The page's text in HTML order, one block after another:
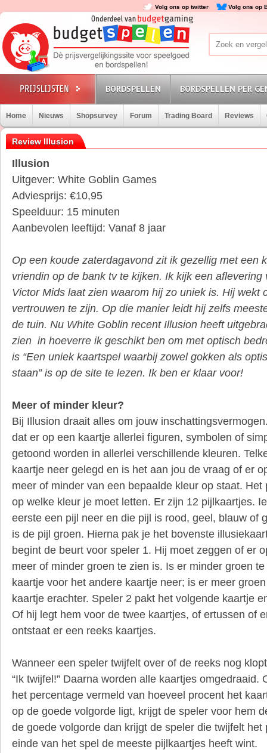
Volg ons op twitter Volg ons op
BORDSPELLEN BORDSPELLEN PER
Home Nieuws Shopsurvey Forum Trading Board Reviews
Review Illusion
Illusion
Uitgever: White Goblin Games
Adviesprijs: €10,95
Speelduur: 15 minuten
Aanbevolen leeftijd: Vanaf 8 jaar
Op een koude zaterdagavond zit ik gezellig met een
vriendin op de bank tv te kijken. Ik kijk een
Victor Mids laat zien waarom hij zo uniek is. Hij wekt
vertrouwen te zijn. Op die manier leidt hij zelfs
de tuin. Nu White Goblin recent Illusion heeft
zien in hoeverre ik geschikt ben om met optisch
is “Een uniek kaartspel waarbij zowel gokken als
staan” is op de site te lezen. Ik ben er klaar voor!
Meer of minder kleur?
Bij Illusion draait alles om jouw
dat er op een kaartje allerlei figuren, symbolen of
getoond worden in allerlei verschillende kleuren.
kaartje neer gelegd en is het aan jou de vraag of er
meer of minder van een bepaalde kleur op staat. Het
op welke kleur je moet letten. Er zijn 12 pijlkaartjes.
eerste een pijl neer en die pijl is rood, geel, blauw of
is de pijl groen. Hierna pak je het bovenste
begint de beurt voor speler 1. Hij moet zeggen of er
meer of minder groen te zien is. Is er minder groen
kaartje voor het andere kaartje neer; is er meer
kaartje erachter. Speler 2 pakt het volgende kaartje
Of hij legt hem voor de twee kaartjes, of ertussen of
ontstaat er een reeks kaartjes.
Wanneer een speler twijfelt over of de reeks nog
“Ik twijfel!” Daarna worden alle kaartjes omgedraaid.
het percentage vermeld van hoeveel procent het
op de goede volgorde ligt, krijgt de speler voor hem
de goede volgorde dan krijgt de speler die twijfelt het
einde van het spel de meeste pijlkaartjes heeft wint.